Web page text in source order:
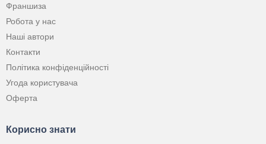
Франшиза
Робота у нас
Наші автори
Контакти
Політика конфіденційності
Угода користувача
Оферта
Корисно знати